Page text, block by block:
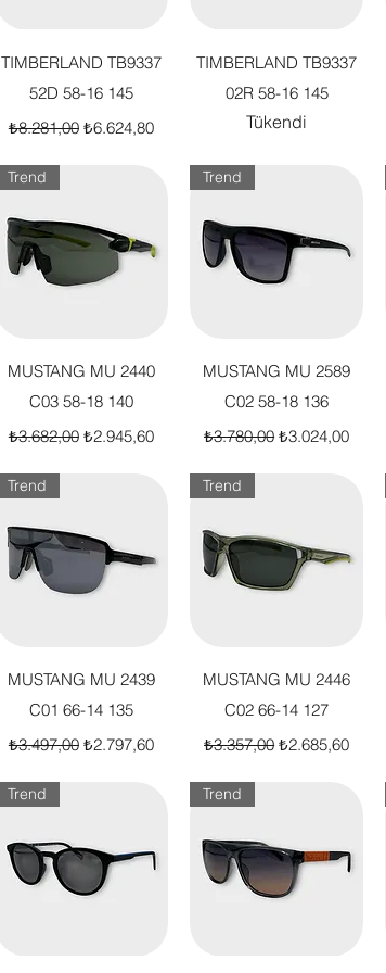
Hızlı Bakış
TIMBERLAND TB9337
52D 58-16 145
Normal Fiyat
₺8.281,00 İndirimli Fiyat
₺6.624,80
Hızlı Bakış
TIMBERLAND TB9337
02R 58-16 145
Tükendi
Hızlı Bakış
Trend
MUSTANG MU 2440
C03 58-18 140
Normal Fiyat
₺3.682,00 İndirimli Fiyat
₺2.945,60
Hızlı Bakış
Trend
MUSTANG MU 2589
C02 58-18 136
Normal Fiyat
₺3.780,00 İndirimli Fiyat
₺3.024,00
Hızlı Bakış
Trend
MUSTANG MU 2439
C01 66-14 135
Normal Fiyat
₺3.497,00 İndirimli Fiyat
₺2.797,60
Hızlı Bakış
Trend
MUSTANG MU 2446
C02 66-14 127
Normal Fiyat
₺3.357,00 İndirimli Fiyat
₺2.685,60
Trend Trend